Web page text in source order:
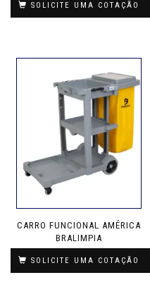
SOLICITE UMA COTAÇÃO
CARRO FUNCIONAL AMÉRICA
BRALIMPIA
SOLICITE UMA COTAÇÃO